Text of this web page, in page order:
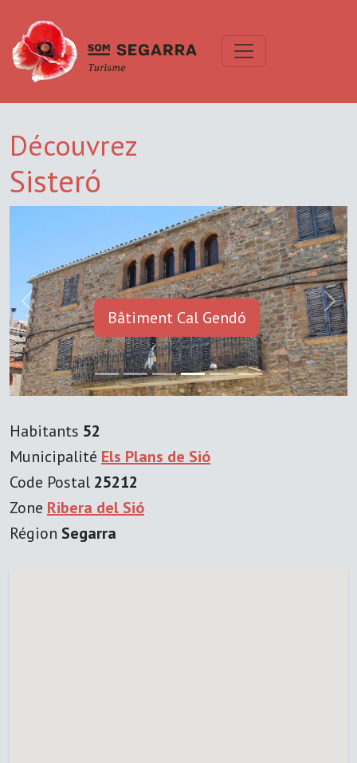
Découvrez
Sisteró
Bâtiment Cal Gendó
Previous Next
Habitants 52
Municipalité Els Plans de Sió
Code Postal 25212
Zone Ribera del Sió
Région Segarra